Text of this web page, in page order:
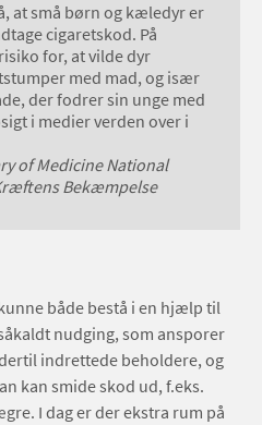
at små børn og kæledyr er
cigaretskod. På
for, at vilde dyr
med mad, og især
der fodrer sin unge med
i medier verden over i
of Medicine National
Bekæmpelse
både bestå i en hjælp til
nudging, som ansporer
indrettede beholdere, og
kan smide skod ud, f.eks.
I dag er der ekstra rum på